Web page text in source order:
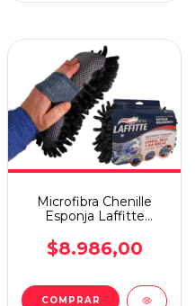
Microfibra Chenille
Esponja Laffitte
$8.986,00